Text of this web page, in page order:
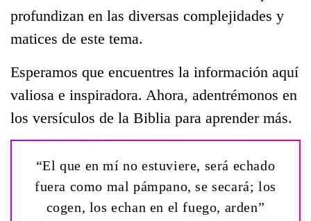
profundizan en las diversas complejidades y
matices de este tema.
Esperamos que encuentres la información aquí
valiosa e inspiradora. Ahora, adentrémonos en
los versículos de la Biblia para aprender más.
“El que en mí no estuviere, será echado
fuera como mal pámpano, se secará; los
cogen, los echan en el fuego, arden”